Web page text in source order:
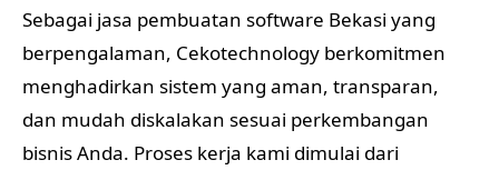
Sebagai jasa pembuatan software Bekasi yang
berpengalaman, Cekotechnology berkomitmen
menghadirkan sistem yang aman, transparan,
dan mudah diskalakan sesuai perkembangan
bisnis Anda. Proses kerja kami dimulai dari